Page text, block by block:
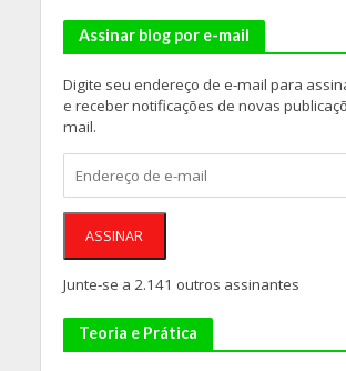
Assinar blog por e-mail
Digite seu endereço de e-mail para
e receber notificações de novas
mail.
de
e-
ASSINAR
Junte-se a 2.141 outros assinantes
Teoria e Prática